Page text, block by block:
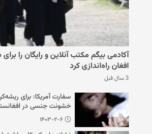
آکادمی بیگم مکتب آنلاین و رایگان را
افغان راه‌اندازی کرد
3 سال قبل
سفارت آمریکا: برای
خشونت جنسی در
می‌کنیم
۱۴۰۳-۲-۶